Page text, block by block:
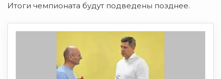
Итоги чемпионата будут подведены позднее.